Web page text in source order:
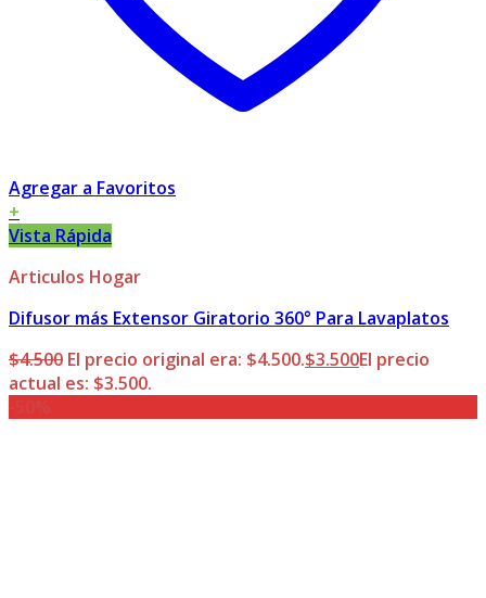
Agregar a Favoritos
+
Vista Rápida
Articulos Hogar
Difusor más Extensor Giratorio 360° Para Lavaplatos
$4.500 El precio original era: $4.500.$3.500El precio
actual es: $3.500.